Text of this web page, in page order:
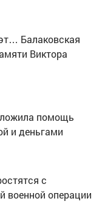
Балаковская
Виктора
помощь
и деньгами
с
военной операции